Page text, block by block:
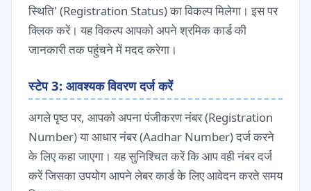
स्थिति' (Registration Status) का विकल्प मिलेगा। इस पर
क्लिक करें। यह विकल्प आपको अपने श्रमिक कार्ड की
जानकारी तक पहुंचने में मदद करेगा।
स्टेप 3: आवश्यक विवरण दर्ज करें
अगले पृष्ठ पर, आपको अपना पंजीकरण नंबर (Registration
Number) या आधार नंबर (Aadhar Number) दर्ज करने
के लिए कहा जाएगा। यह सुनिश्चित करें कि आप वही नंबर दर्ज
करें जिसका उपयोग आपने लेबर कार्ड के लिए आवेदन करते समय